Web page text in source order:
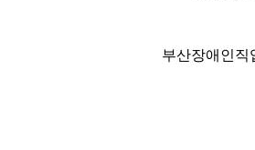
부산장애인직